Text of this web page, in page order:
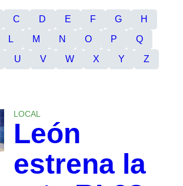
C D E F G
H
L M N O P
Q
U V W X Y Z
LOCAL
León
estrena la